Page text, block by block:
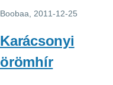
Boobaa , 2011-12-25
Karácsonyi
örömhír